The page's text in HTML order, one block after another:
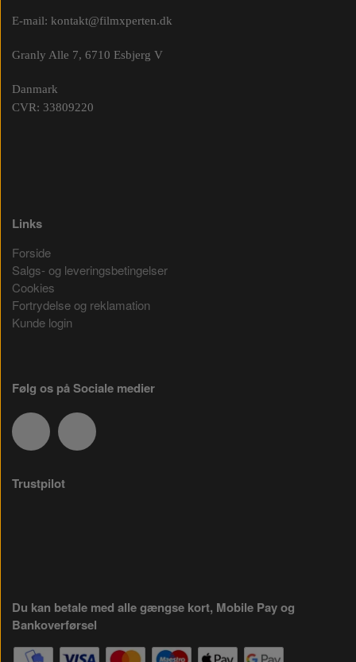
E-mail: kontakt@filmxperten.dk
Granly Alle 7, 6710 Esbjerg V
Danmark
CVR: 33809220
Links
Forside
Salgs- og leveringsbetingelser
Cookies
Fortrydelse og reklamation
Kunde login
Følg os på Sociale medier
Trustpilot
Du kan betale med alle gængse kort, Mobile Pay og
Bankoverførsel